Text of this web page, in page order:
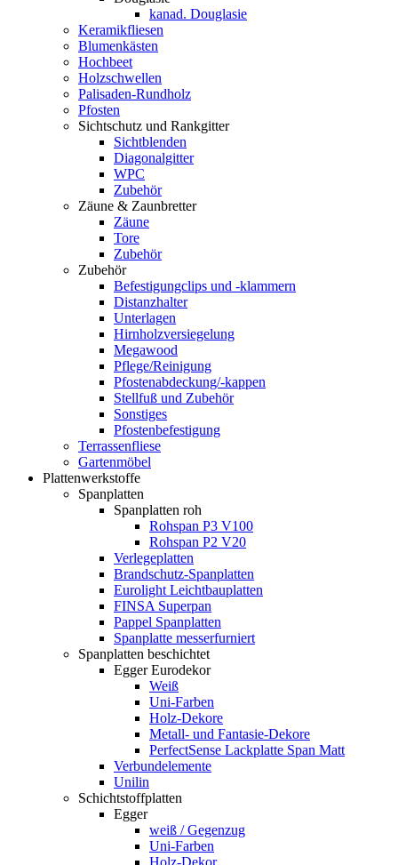
kanad. Douglasie
Keramikfliesen
Blumenkästen
Hochbeet
Holzschwellen
Palisaden-Rundholz
Pfosten
Sichtschutz und Rankgitter
Sichtblenden
Diagonalgitter
WPC
Zubehör
Zäune & Zaunbretter
Zäune
Tore
Zubehör
Zubehör
Befestigungclips und -klammern
Distanzhalter
Unterlagen
Hirnholzversiegelung
Megawood
Pflege/Reinigung
Pfostenabdeckung/-kappen
Stellfuß und Zubehör
Sonstiges
Pfostenbefestigung
Terrassenfliese
Gartenmöbel
Plattenwerkstoffe
Spanplatten
Spanplatten roh
Rohspan P3 V100
Rohspan P2 V20
Verlegeplatten
Brandschutz-Spanplatten
Eurolight Leichtbauplatten
FINSA Superpan
Pappel Spanplatten
Spanplatte messerfurniert
Spanplatten beschichtet
Egger Eurodekor
Weiß
Uni-Farben
Holz-Dekore
Metall- und Fantasie-Dekore
PerfectSense Lackplatte Span Matt
Verbundelemente
Unilin
Schichtstoffplatten
Egger
weiß / Gegenzug
Uni-Farben
Holz-Dekor